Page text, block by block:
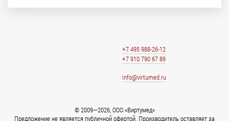
+7 495 988-26-12
+7 910 790 67 89
info@virtumed.ru
© 2009—2026, ООО «Виртумед»
Предложение не является публичной офертой. Производитель оставляет за